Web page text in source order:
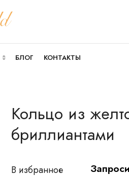
БЛОГ КОНТАКТЫ
Кольцо из
бриллиантами
В избранное